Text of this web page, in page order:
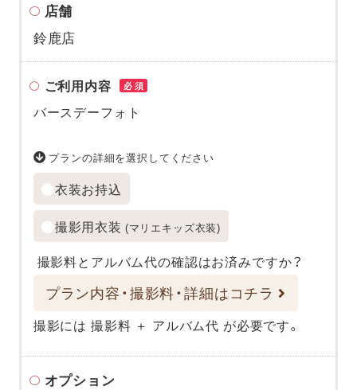
店舗
鈴鹿店
ご利用内容 必須
バースデーフォト
プランの詳細を選択してください
衣装お持込
撮影用衣装 (マリエキッズ衣装)
撮影料とアルバム代の確認はお済みですか？
プラン内容・撮影料・詳細はコチラ
撮影には 撮影料 ＋ アルバム代 が必要です。
オプション